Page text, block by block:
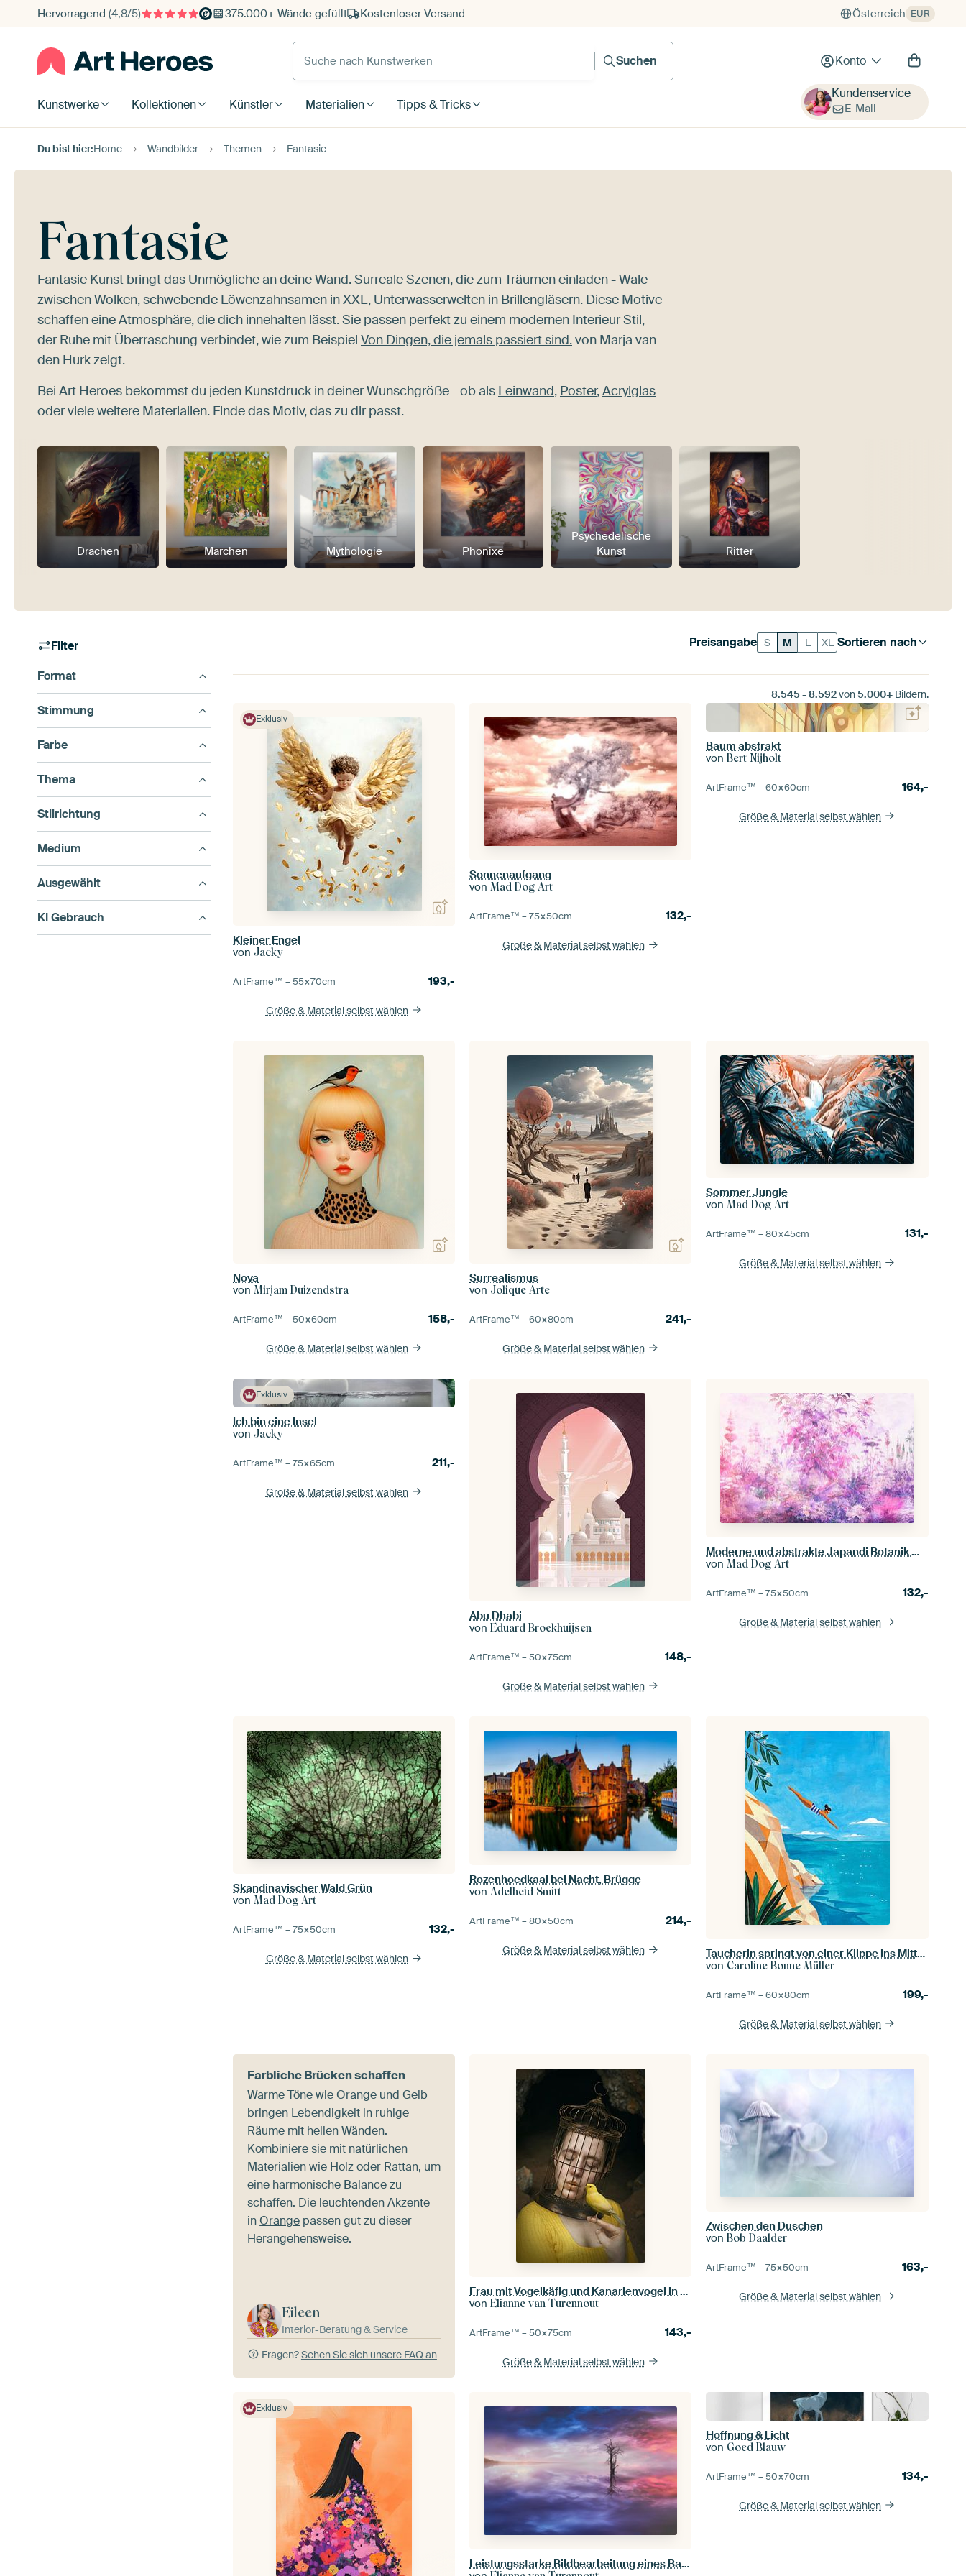
Hervorragend (4,8/5) 375.000+ Wände gefüllt Kostenloser Versand Österreich EUR
Suche nach Kunstwerken
Suchen
Konto
Kunstwerke Kollektionen Künstler Materialien Tipps & Tricks
Kundenservice
E-Mail
Du bist hier:Home Wandbilder Themen Fantasie
Fantasie
Fantasie Kunst bringt das Unmögliche an deine Wand. Surreale Szenen, die zum Träumen einladen - Wale
zwischen Wolken, schwebende Löwenzahnsamen in XXL, Unterwasserwelten in Brillengläsern. Diese Motive
schaffen eine Atmosphäre, die dich innehalten lässt. Sie passen perfekt zu einem modernen Interieur Stil,
der Ruhe mit Überraschung verbindet, wie zum Beispiel Von Dingen, die jemals passiert sind.von Marja van
den Hurk zeigt.
Bei Art Heroes bekommst du jeden Kunstdruck in deiner Wunschgröße - ob als Leinwand, Poster,Acrylglas
oder viele weitere Materialien. Finde das Motiv, das zu dir passt.
Drachen Märchen Mythologie Phönixe
Psychedelische
Kunst
Ritter
Filter
Format
Stimmung
Farbe
Thema
Stilrichtung
Medium
Ausgewählt
KI Gebrauch
Sortieren nach
Preisangabe S M L XL
8.545- 8.592von5.000+Bildern.
Exklusiv
Kleiner Engel
von Jacky
ArtFrame™ –55×70cm 193,-
Größe & Material selbst wählen
Sonnenaufgang
vonMad Dog Art
ArtFrame™ –75×50cm 132,-
Größe & Material selbst wählen
Baum abstrakt
vonBert Nijholt
ArtFrame™ –60×60cm 164,-
Größe & Material selbst wählen
Nova
vonMirjam Duizendstra
ArtFrame™ –50×60cm 158,-
Größe & Material selbst wählen
Surrealismus
von Jolique Arte
ArtFrame™ –60×80cm 241,-
Größe & Material selbst wählen
Sommer Jungle
vonMad Dog Art
ArtFrame™ –80×45cm 131,-
Größe & Material selbst wählen
Exklusiv
Ich bin eine Insel
von Jacky
ArtFrame™ –75×65cm 211,-
Größe & Material selbst wählen
Abu Dhabi
vonEduard Broekhuijsen
ArtFrame™ –50×75cm 148,-
Größe & Material selbst wählen
Moderne und abstrakte Japandi Botanik Meditation
vonMad Dog Art
ArtFrame™ –75×50cm 132,-
Größe & Material selbst wählen
Skandinavischer Wald Grün
vonMad Dog Art
ArtFrame™ –75×50cm 132,-
Größe & Material selbst wählen
Rozenhoedkaai bei Nacht, Brügge
vonAdelheid Smitt
ArtFrame™ –80×50cm 214,-
Größe & Material selbst wählen
Taucherin springt von einer Klippe ins Mittelmeer
von Caroline Bonne Müller
ArtFrame™ –60×80cm 199,-
Größe & Material selbst wählen
Farbliche Brücken schaffen
Warme Töne wie Orange und Gelb
bringen Lebendigkeit in ruhige
Räume mit hellen Wänden.
Kombiniere sie mit natürlichen
Materialien wie Holz oder Rattan, um
eine harmonische Balance zu
schaffen. Die leuchtenden Akzente
inOrange passen gut zu dieser
Herangehensweise.
Eileen
Interior-Beratung & Service
Fragen?Sehen Sie sich unsere FAQ an
Frau mit Vogelkäfig und Kanarienvogel in der Kohlengrube - Symbolik von Mensch und Natur
vonElianne van Turennout
ArtFrame™ –50×75cm 143,-
Größe & Material selbst wählen
Zwischen den Duschen
vonBob Daalder
ArtFrame™ –75×50cm 163,-
Größe & Material selbst wählen
Exklusiv
Leistungsstarke Bildbearbeitung eines Baumes bei Sonnenuntergang über plätscherndem Wasser
Hoffnung & Licht
von Goed Blauw
ArtFrame™ –50×70cm 134,-
Größe & Material selbst wählen